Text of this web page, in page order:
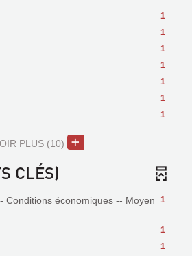
1
1
1
1
1
1
1
PLUS (10)
CLÉS)
1
Conditions économiques -- Moyen
1
1